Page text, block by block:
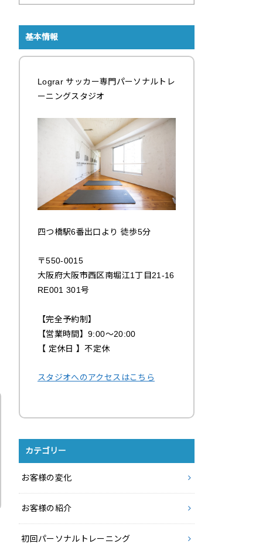
基本情報
Lograr サッカー専門パーソナルトレ
ーニングスタジオ
四つ橋駅6番出口より 徒歩5分
〒550-0015
大阪府大阪市西区南堀江1丁目21-16
RE001 301号
【完全予約制】
【営業時間】9:00〜20:00
【 定休日 】不定休
スタジオへのアクセスはこちら
カテゴリー
お客様の変化
お客様の紹介
初回パーソナルトレーニング